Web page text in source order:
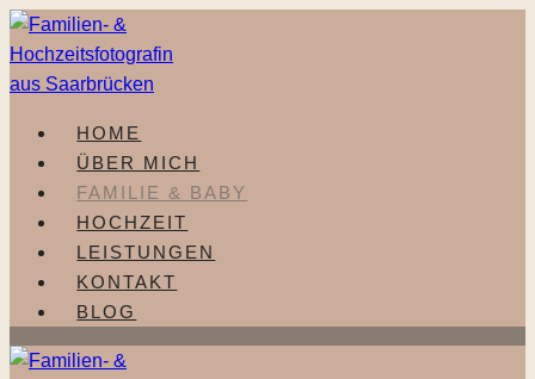
Zum
Inhalt
springen
HOME
ÜBER MICH
FAMILIE & BABY
HOCHZEIT
LEISTUNGEN
KONTAKT
BLOG